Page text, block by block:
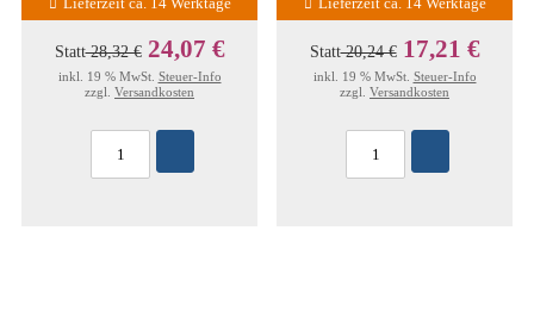
Lieferzeit ca. 14 Werktage
Statt28,32 € 24,07 €
inkl. 19 % MwSt. Steuer-Info
zzgl. Versandkosten
Lieferzeit ca. 14 Werktage
Statt20,24 € 17,21 €
inkl. 19 % MwSt. Steuer-Info
zzgl. Versandkosten